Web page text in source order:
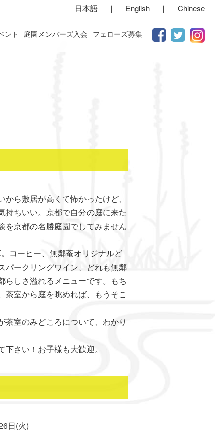
日本語 ｜ English ｜ Chinese
ント 庭園メンバーズ入会 フェローズ募集
から敷居が高くて怖かったけど、
持ちいい。京都で自分の庭に来た
を京都の名勝庭園でしてみません
コーヒー、無鄰菴オリジナルど
パークリングワイン、どれも無鄰
らしさ溢れるメニューです。もち
茶室から庭を眺めれば、もうそこ
茶室のみどころについて、わかり
さい！お子様も大歓迎。
日(火)